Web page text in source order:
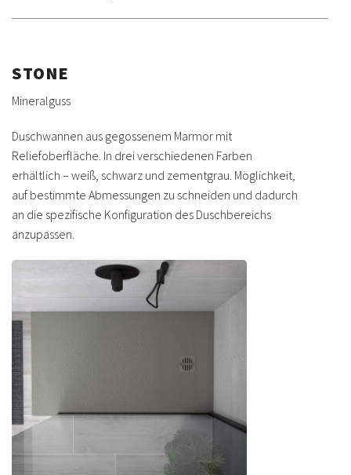
STONE
Mineralguss
Duschwannen aus gegossenem Marmor mit
Reliefoberfläche. In drei verschiedenen Farben
erhältlich – weiß, schwarz und zementgrau. Möglichkeit,
auf bestimmte Abmessungen zu schneiden und dadurch
an die spezifische Konfiguration des Duschbereichs
anzupassen.